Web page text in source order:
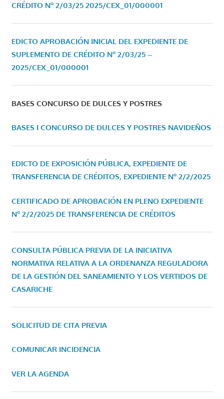
CRÉDITO Nº 2/03/25 2025/CEX_01/000001
EDICTO APROBACIÓN INICIAL DEL EXPEDIENTE DE
SUPLEMENTO DE CRÉDITO Nº 2/03/25 –
2025/CEX_01/000001
BASES CONCURSO DE DULCES Y POSTRES
BASES I CONCURSO DE DULCES Y POSTRES NAVIDEÑOS
EDICTO DE EXPOSICIÓN PÚBLICA, EXPEDIENTE DE
TRANSFERENCIA DE CRÉDITOS, EXPEDIENTE Nº 2/2/2025
CERTIFICADO DE APROBACIÓN EN PLENO EXPEDIENTE
Nº 2/2/2025 DE TRANSFERENCIA DE CRÉDITOS
CONSULTA PÚBLICA PREVIA DE LA INICIATIVA
NORMATIVA RELATIVA A LA ORDENANZA REGULADORA
DE LA GESTIÓN DEL SANEAMIENTO Y LOS VERTIDOS DE
CASARICHE
SOLICITUD DE CITA PREVIA
COMUNICAR INCIDENCIA
VER LA AGENDA